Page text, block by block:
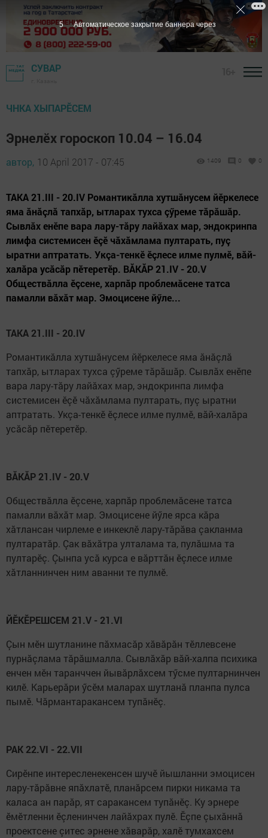
СУВАР
ЧНКА ХЫПАРӖСЕМ
Эрнелӗх гороскоп 10.04 – 16.04
автор, 10 April 2017 - 07:45 1409 0 0
ТАКА 21.III - 20.IV Романтикăлла хутшăнусем йӗркелесе
яма ăнăçлă тапхăр, ытларах тухса çӳреме тăрăшăр.
Сывлăх енӗпе вара лару-тăру лайăхах мар, эндокринпа
лимфа системисен ӗçӗ чăхăмлама пултарать, пуç
ыратни аптратать. Укçа-тенкӗ ӗçлесе илме пулмӗ, вăй-
халăра усăсăр пӗтеретӗр. ВĂКĂР 21.IV - 20.V
Обществăлла ӗçсене, харпăр проблемăсене татса
памалли вăхăт мар. Эмоцисене йӳле...
ТАКА 21.III - 20.IV
Романтикăлла хутшăнусем йӗркелесе яма ăнăçлă
тапхăр, ытларах тухса çӳреме тăрăшăр. Сывлăх енӗпе
вара лару-тăру лайăхах мар, эндокринпа лимфа
системисен ӗçӗ чăхăмлама пултарать, пуç ыратни
аптратать. Укçа-тенкӗ ӗçлесе илме пулмӗ, вăй-халăра
усăсăр пӗтеретӗр.
ВĂКĂР 21.IV - 20.V
Обществăлла ӗçсене, харпăр проблемăсене татса
памалли вăхăт мар. Эмоцисене йӳле ярса кăра
хăтлансан чирлеме е инкеклӗ лару-тăрăва çакланма
пултаратăр. Çак вăхăтра улталама та, пулăшма та
пултарӗç. Çынпа усă курса е вăрттăн ӗçлесе илме
хăтланнинчен ним аванни те пулмӗ.
ЙӖКӖРЕШСЕМ 21.V - 21.VI
Çын мӗн шутланине пăхмасăр хăвăрăн тӗллевсене
пурнăçлама тăрăшмалла. Сывлăхăр вăй-халпа психика
енчен мӗн таранччен йывăрлăхсем тӳсме пултарнинчен
килӗ. Карьерăри ӳсӗм маларах шутланă планпа пулса
пымӗ. Чăрмантаракансем тупăнӗç.
РАК 22.VI - 22.VII
Сирӗнпе интересленекенсен шучӗ йышланни эмоцисен
лару-тăрăвне япăхлатӗ, планăрсем пирки никама та
каласа ан парăр, ят саракансем тупăнӗç. Ку эрнере
ӗмӗтленни ӗçленинчен лайăхрах пулӗ. Ӗçпе çыхăннă
проектсене çитес эрнене хăварăр, халӗ тумхахсем
4 Автоматическое закрытие баннера через